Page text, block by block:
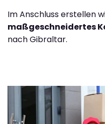
Im Anschluss erstellen
maßgeschneidertes
nach Gibraltar.